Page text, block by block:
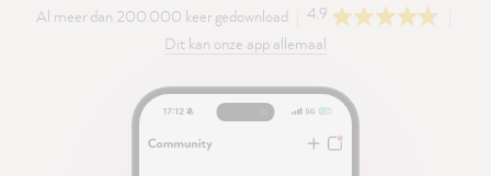
Al meer dan 200.000 keer gedownload
4.9
Dit kan onze app allemaal